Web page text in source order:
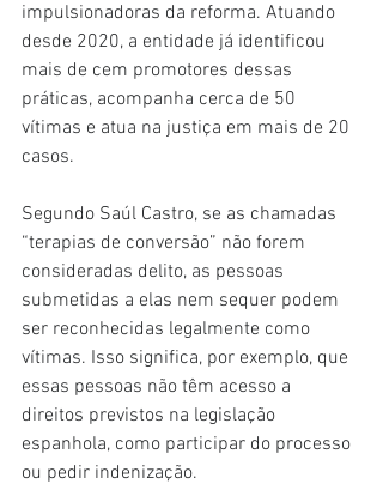
impulsionadoras da reforma. Atuando
desde 2020, a entidade já identificou
mais de cem promotores dessas
práticas, acompanha cerca de 50
vítimas e atua na justiça em mais de 20
casos.
Segundo Saúl Castro, se as chamadas
“terapias de conversão” não forem
consideradas delito, as pessoas
submetidas a elas nem sequer podem
ser reconhecidas legalmente como
vítimas. Isso significa, por exemplo, que
essas pessoas não têm acesso a
direitos previstos na legislação
espanhola, como participar do processo
ou pedir indenização.